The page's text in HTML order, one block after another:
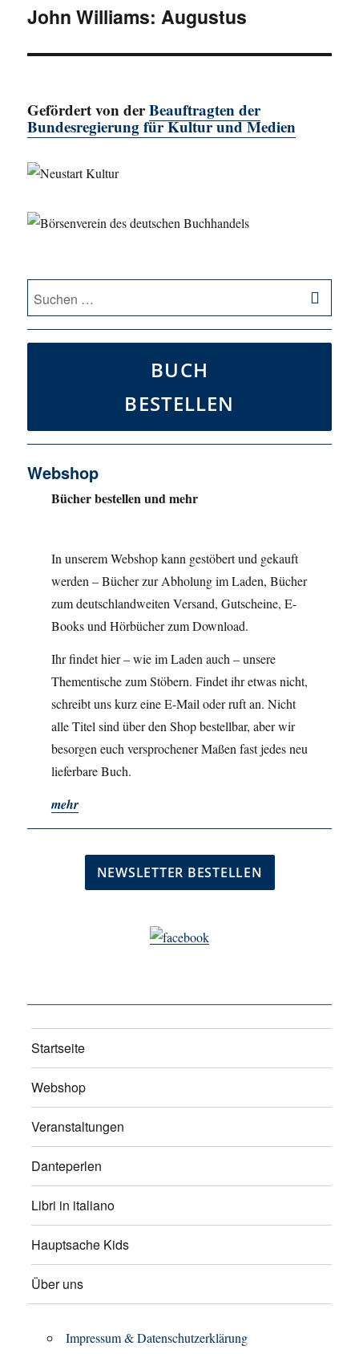
Nächster
John Williams: Augustus
Gefördert von derBeauftragten der
Bundesregierung für Kultur und Medien
Suche
nach:
BUCH
BESTELLEN
Webshop
Bücher bestellen und mehr
In unserem Webshop kann gestöbert und gekauft
werden – Bücher zur Abholung im Laden, Bücher
zum deutschlandweiten Versand, Gutscheine, E-
Books und Hörbücher zum Download.
Ihr findet hier – wie im Laden auch – unsere
Thementische zum Stöbern. Findet ihr etwas nicht,
schreibt uns kurz eine E-Mail oder ruft an. Nicht
alle Titel sind über den Shop bestellbar, aber wir
besorgen euch versprochener Maßen fast jedes neu
lieferbare Buch.
mehr
Startseite
Webshop
Veranstaltungen
Danteperlen
Libri in italiano
Hauptsache Kids
Über uns
Impressum & Datenschutzerklärung